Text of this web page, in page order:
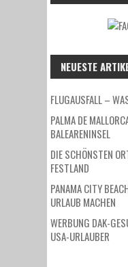
NEUESTE
FLUGAUSFALL –
PALMA DE
BALEARENINSEL
DIE SCHÖNSTEN
FESTLAND
PANAMA CITY
URLAUB MACHEN
WERBUNG DAK-
USA-URLAUBER